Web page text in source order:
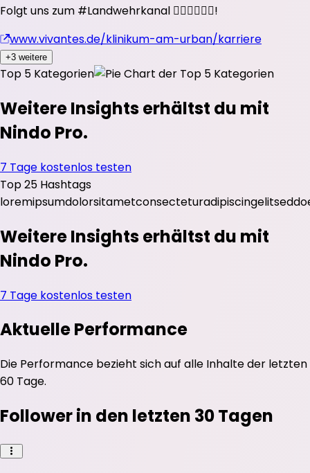
Folgt uns zum #Landwehrkanal 👩🏽‍⚕️🧑🏻‍⚕️!
www.vivantes.de/klinikum-am-urban/karriere
+3 weitere
Top 5 Kategorien
Weitere Insights erhältst du mit
Nindo Pro.
7 Tage kostenlos testen
Top 25 Hashtags
loremipsumdolorsitametconsecteturadipiscingelitseddo
Weitere Insights erhältst du mit
Nindo Pro.
7 Tage kostenlos testen
Aktuelle Performance
Die Performance bezieht sich auf alle Inhalte der letzten
60 Tage.
Follower in den letzten 30 Tagen